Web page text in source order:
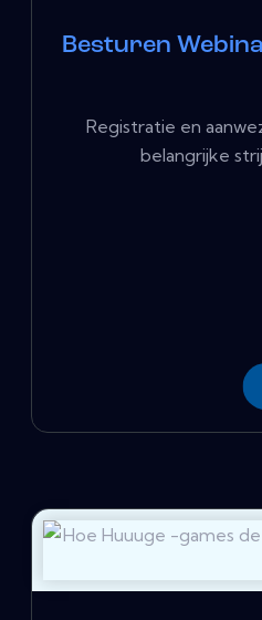
Besturen
Registratie en
belangrijke